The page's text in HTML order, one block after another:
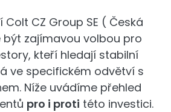
CZ Group SE ( Česká
zajímavou volbou pro
kteří hledají stabilní
ve specifickém odvětví s
Níže uvádíme přehled
pro i proti této investici.